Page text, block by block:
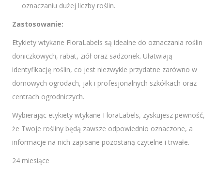
oznaczaniu dużej liczby roślin.
Zastosowanie:
Etykiety wtykane FloraLabels są idealne do oznaczania roślin
doniczkowych, rabat, ziół oraz sadzonek. Ułatwiają
identyfikację roślin, co jest niezwykle przydatne zarówno w
domowych ogrodach, jak i profesjonalnych szkółkach oraz
centrach ogrodniczych.
Wybierając etykiety wtykane FloraLabels, zyskujesz pewność,
że Twoje rośliny będą zawsze odpowiednio oznaczone, a
informacje na nich zapisane pozostaną czytelne i trwałe.
24 miesiące